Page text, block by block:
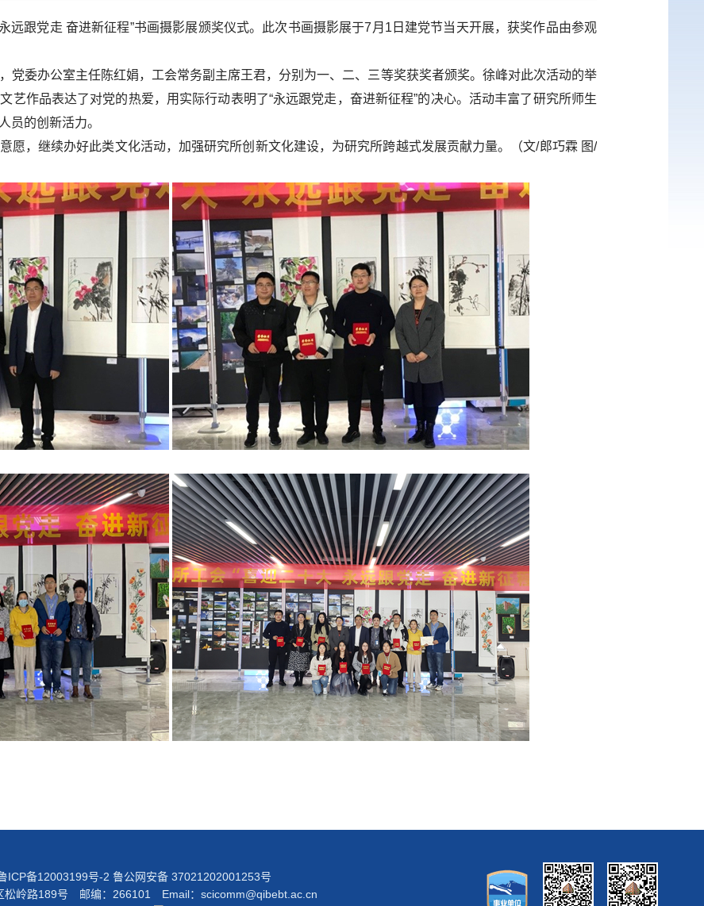
远跟党走 奋进新征程”书画摄影展颁奖仪式。此次书画摄影展于7月1日建党节当天开展，获奖作品由参观
委办公室主任陈红娟，工会常务副主席王君，分别为一、二、三等奖获奖者颁奖。徐峰对此次活动的举
艺作品表达了对党的热爱，用实际行动表明了“永远跟党走，奋进新征程”的决心。活动丰富了研究所师生
员的创新活力。
，继续办好此类文化活动，加强研究所创新文化建设，为研究所跨越式发展贡献力量。（文/郎巧霖 图/
ICP备12003199号-2 鲁公网安备 37021202001253号
松岭路189号 邮编：266101 Email： scicomm@qibebt.ac.cn